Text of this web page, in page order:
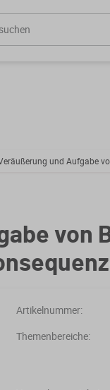
und Aufgabe
von
Artikelnummer:
Themenbereiche: